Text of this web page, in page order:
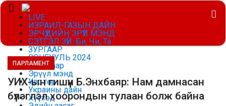
LIVE
ИЗРАИЛ-ГАЗЫН ДАЙН
ЭРЧҮҮДИЙН ЭРҮҮЛ МЭНД
СЭТГЭЛ ЗҮЙ: Би, Чи, Та
ЗУРГААР
СОНГУУЛЬ 2024
Цаг агаар
Эрүүл мэнд
Улс төр
Украины дайн
Хүүхэд
ПАРЛАМЕНТ
УИХ-ын гишүүн Б.Энхбаяр: Нам дамнасан
бүлэглэл хоорондын тулаан болж байна